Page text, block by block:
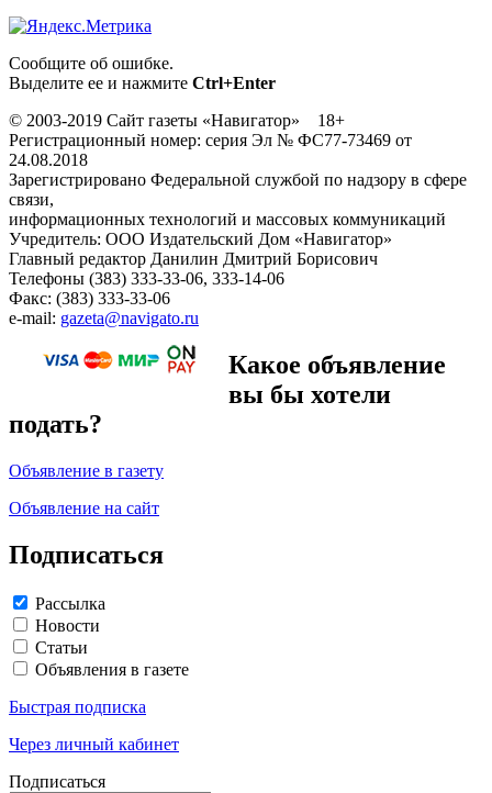
Сообщите об ошибке.
Выделите ее и нажмите Ctrl+Enter
© 2003-2019 Сайт газеты «Навигатор» 18+
Регистрационный номер: серия Эл № ФС77-73469 от
24.08.2018
Зарегистрировано Федеральной службой по надзору в сфере
связи,
информационных технологий и массовых коммуникаций
Учредитель: ООО Издательский Дом «Навигатор»
Главный редактор Данилин Дмитрий Борисович
Телефоны (383) 333-33-06, 333-14-06
Факс: (383) 333-33-06
e-mail: gazeta@navigato.ru
Какое объявление
вы бы хотели
подать?
Объявление в газету
Объявление на сайт
Подписаться
Рассылка
Новости
Статьи
Объявления в газете
Быстрая подписка
Через личный кабинет
Подписаться